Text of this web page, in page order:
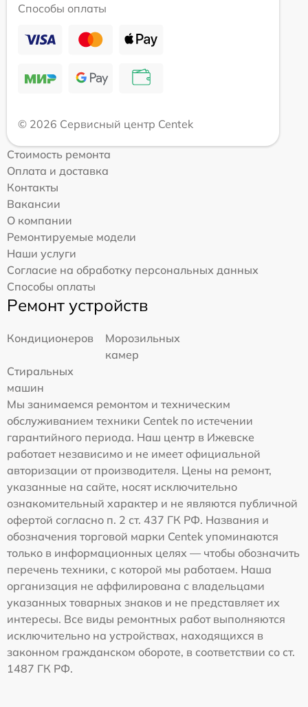
Способы оплаты
© 2026 Сервисный центр Centek
Стоимость ремонта
Оплата и доставка
Контакты
Вакансии
О компании
Ремонтируемые модели
Наши услуги
Согласие на обработку персональных данных
Способы оплаты
Ремонт устройств
Кондиционеров
Морозильных
камер
Стиральных
машин
Мы занимаемся ремонтом и техническим
обслуживанием техники Centek по истечении
гарантийного периода. Наш центр в Ижевске
работает независимо и не имеет официальной
авторизации от производителя. Цены на ремонт,
указанные на сайте, носят исключительно
ознакомительный характер и не являются публичной
офертой согласно п. 2 ст. 437 ГК РФ. Названия и
обозначения торговой марки Centek упоминаются
только в информационных целях — чтобы обозначить
перечень техники, с которой мы работаем. Наша
организация не аффилирована с владельцами
указанных товарных знаков и не представляет их
интересы. Все виды ремонтных работ выполняются
исключительно на устройствах, находящихся в
законном гражданском обороте, в соответствии со ст.
1487 ГК РФ.